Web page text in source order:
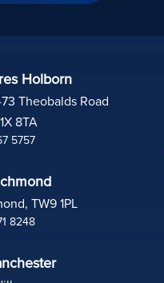
Holborn
Theobalds Road
8TA
5757
TW9 1PL
8248